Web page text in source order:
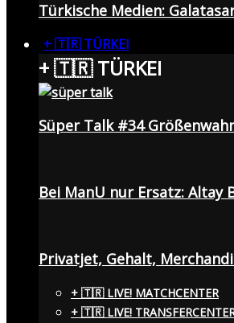
Türkische Medien:
+ 🇹🇷 TÜRKEI
+ 🇹🇷 TÜRKEI
Süper Talk #34
Bei ManU nur Ersatz: Altay
Privatjet, Gehalt,
+ 🇹🇷 LIVE! MATCHCENTER
+ 🇹🇷 LIVE!